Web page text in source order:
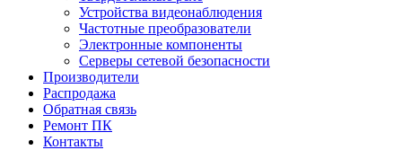
Устройства видеонаблюдения
Частотные преобразователи
Электронные компоненты
Серверы сетевой безопасности
Производители
Распродажа
Обратная связь
Ремонт ПК
Контакты